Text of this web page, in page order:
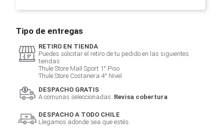
Tipo de entregas
RETIRO EN TIENDA
Puedes solicitar el retiro de tu pedido en las siguientes
tiendas:
Thule Store Mall Sport 1° Piso
Thule Store Costanera 4° Nivel
DESPACHO GRATIS
A comunas seleccionadas. Revisa cobertura
DESPACHO A TODO CHILE
Llegamos adonde sea que estés.